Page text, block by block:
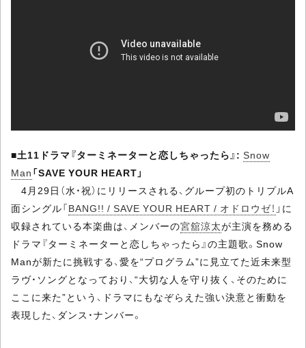
■土11ドラマ『ターミネーターと恋しちゃったら』: Snow
Man 「SAVE YOUR HEART」
4月29日（水・祝）にリリースされる、グループ初のトリプルA
面シングル「BANG!! / SAVE YOUR HEART / オドロウゼ！ 」に
収録されている本楽曲は、メンバーの宮舘涼太が主演を務める
ドラマ『ターミネーターと恋しちゃったら』の主題歌。Snow
Manが新たに挑戦する、愛を“プログラム”に見立てた近未来型
ラヴ・ソングとなっており、“大切な人を守り抜く、そのために
ここに来た”という、ドラマにもなぞらえた強い決意と衝動を
表現した、ダンス・ナンバー。